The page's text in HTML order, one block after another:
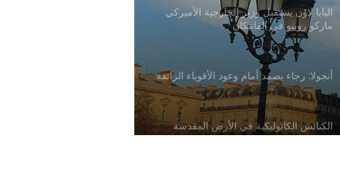
أنجولا: رجاء يصمد أمام وعود الأقوياء الزائفة
الكنائس الكاثوليكية في الأرض المقدسة
تدين تدنيس تمثال المسيح المصلوب
بيان مسكوني مشترك حول اتساع نطاق
الصراع في الشرق الأوسط